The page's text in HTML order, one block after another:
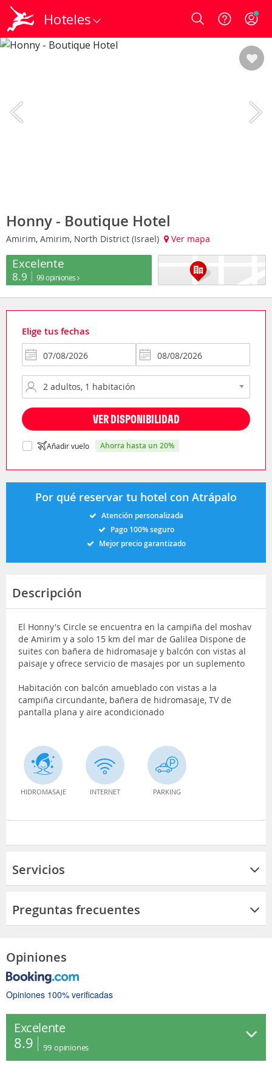
Hoteles Login
Honny - Boutique Hotel
Amirim, Amirim, North District (Israel) Ver mapa
Excelente
8.9 99 opiniones
Elige tus fechas
VER DISPONIBILIDAD
Añadir vuelo ahorra hasta un 20%
Por qué reservar tu hotel con Atrápalo
Atención personalizada
Pago 100% seguro
Mejor precio garantizado
Descripción
El Honny's Circle se encuentra en la campiña del moshav
de Amirim y a solo 15 km del mar de Galilea Dispone de
suites con bañera de hidromasaje y balcón con vistas al
paisaje y ofrece servicio de masajes por un suplemento
Habitación con balcón amueblado con vistas a la
campiña circundante, bañera de hidromasaje, TV de
pantalla plana y aire acondicionado
HIDROMASAJE INTERNET PARKING
Servicios
Preguntas frecuentes
Opiniones
Opiniones 100% verificadas
Excelente
8.9 99 opiniones